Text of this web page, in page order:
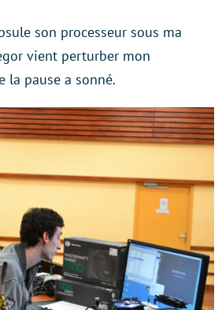
son processeur sous ma
vient perturber mon
la pause a sonné.